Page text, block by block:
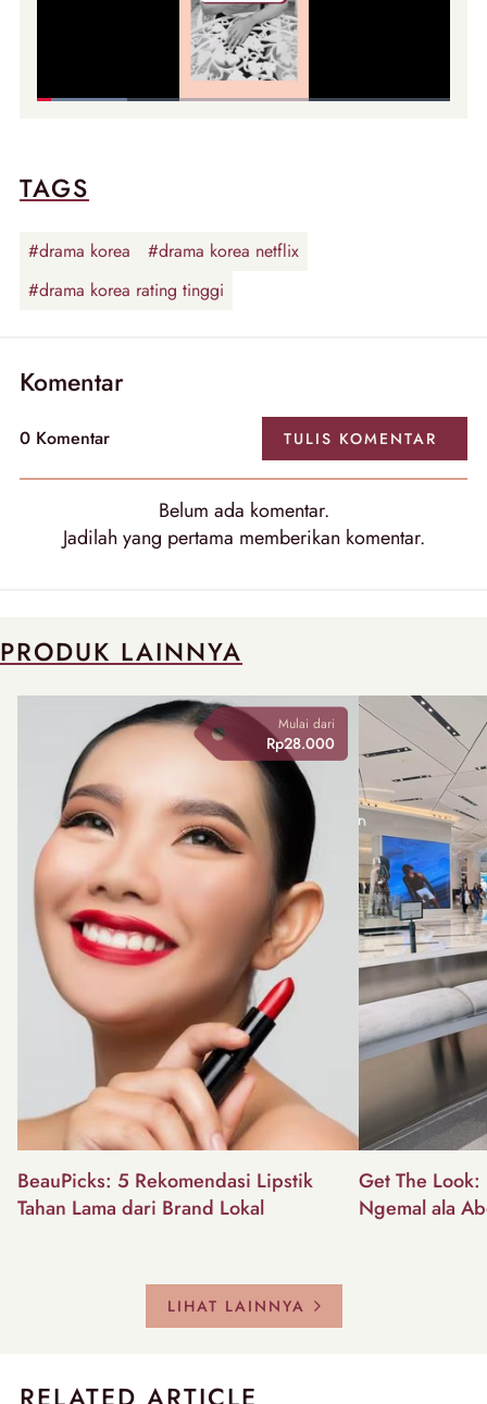
TAGS
#drama korea
#drama korea netflix
#drama korea rating tinggi
Komentar
0 Komentar TULIS KOMENTAR
Belum ada komentar.
Jadilah yang pertama memberikan komentar.
PRODUK LAINNYA
Mulai dari
Rp28.000
BeauPicks: 5 Rekomendasi Lipstik
Tahan Lama dari Brand Lokal
Get The
Ngemal ala
LIHAT LAINNYA